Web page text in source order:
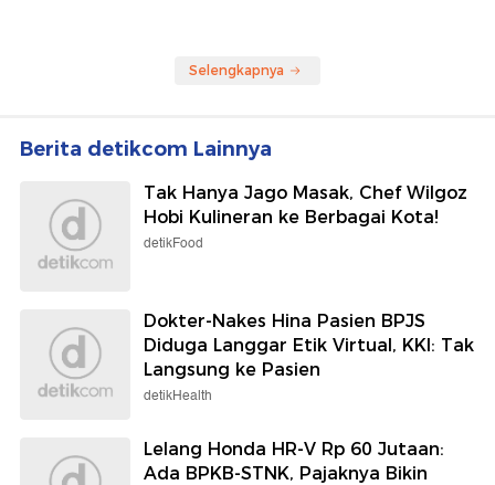
Selengkapnya
Berita detikcom Lainnya
Tak Hanya Jago Masak, Chef Wilgoz
Hobi Kulineran ke Berbagai Kota!
detikFood
Dokter-Nakes Hina Pasien BPJS
Diduga Langgar Etik Virtual, KKI: Tak
Langsung ke Pasien
detikHealth
Lelang Honda HR-V Rp 60 Jutaan:
Ada BPKB-STNK, Pajaknya Bikin